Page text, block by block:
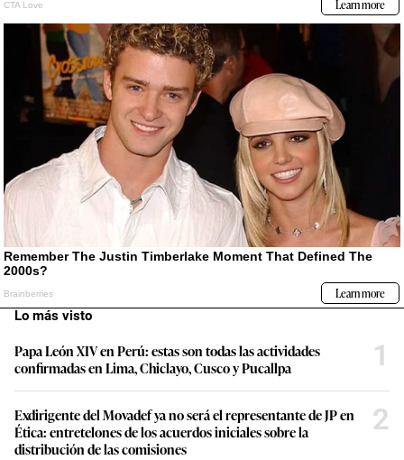
Lo más visto
Papa León XIV en Perú: estas son todas las actividades
confirmadas en Lima, Chiclayo, Cusco y Pucallpa
1
Exdirigente del Movadef ya no será el representante de JP en
Ética: entretelones de los acuerdos iniciales sobre la
distribución de las comisiones
2